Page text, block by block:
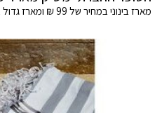
מארז בינוני במחיר של 99 ₪ ומארז גדול ב-149 ₪.